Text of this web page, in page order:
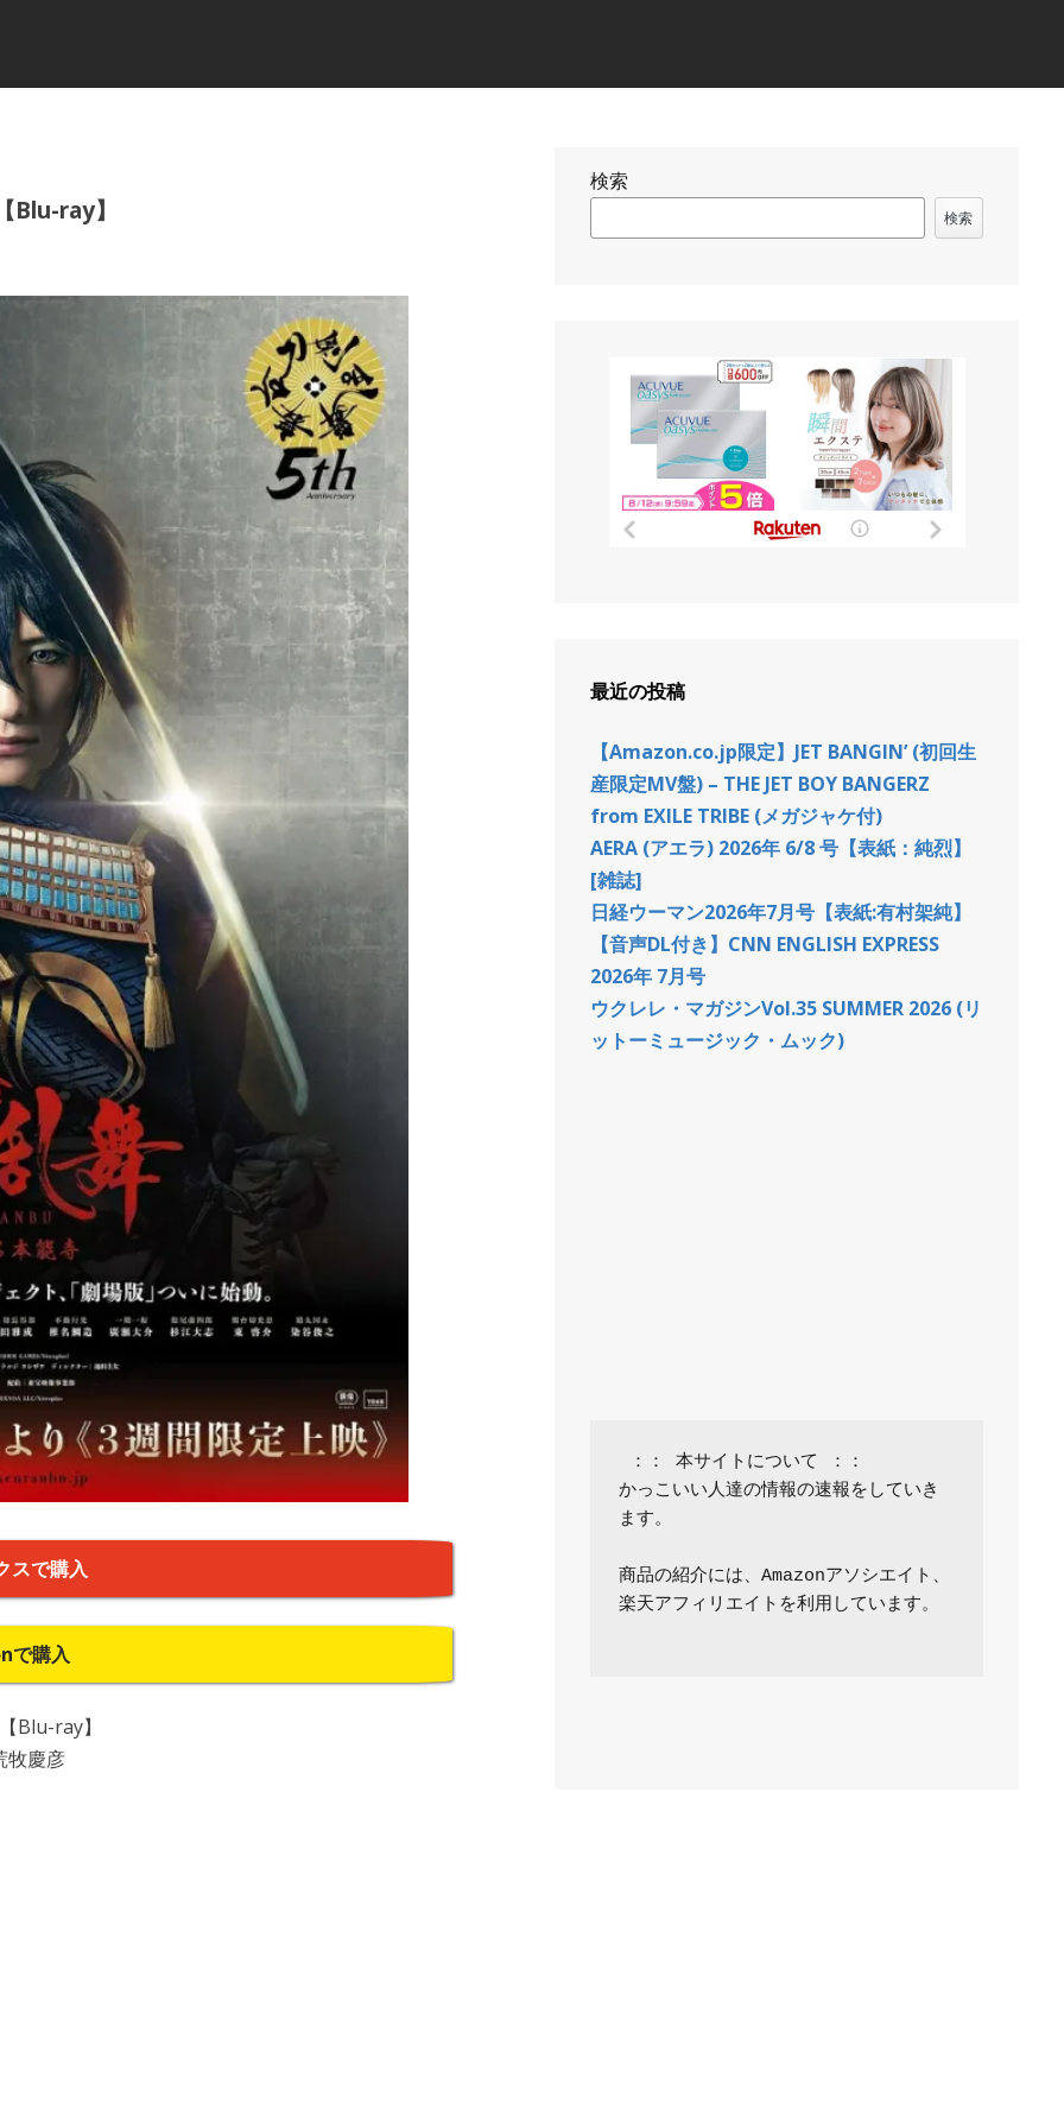
Blu-ray】
スで購入
で購入
Blu-ray】
牧慶彦
検索
検索
最近の投稿
【Amazon.co.jp限定】JET BANGIN’ (初回生
産限定MV盤) – THE JET BOY BANGERZ
from EXILE TRIBE (メガジャケ付)
AERA (アエラ) 2026年 6/8 号【表紙：純烈】
[雑誌]
日経ウーマン2026年7月号【表紙:有村架純】
【音声DL付き】CNN ENGLISH EXPRESS
2026年 7月号
ウクレレ・マガジンVol.35 SUMMER 2026 (リ
ットーミュージック・ムック)
かっこいい人達の情報の速報をしていき
ます。
商品の紹介には、Amazonアソシエイト、
楽天アフィリエイトを利用しています。